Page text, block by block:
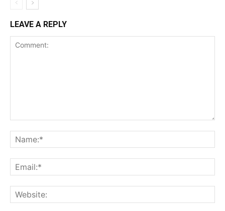
LEAVE A REPLY